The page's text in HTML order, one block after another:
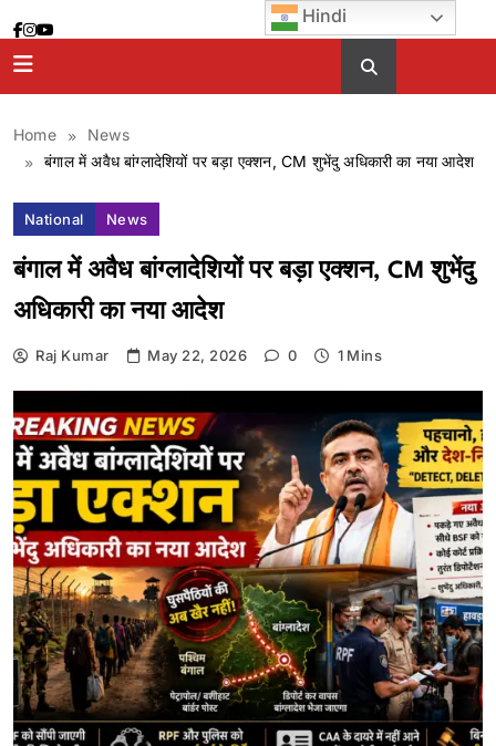
to
content
Home
News
बंगाल में अवैध बांग्लादेशियों पर बड़ा एक्शन, CM शुभेंदु अधिकारी का नया आदेश
National News
बंगाल में अवैध बांग्लादेशियों पर बड़ा एक्शन, CM शुभेंदु
अधिकारी का नया आदेश
Raj Kumar May 22, 2026 0 1 Mins
Hindi